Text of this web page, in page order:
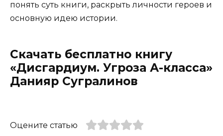
понять суть книги, раскрыть личности героев и
основную идею истории.
Скачать бесплатно книгу
«Дисгардиум. Угроза А-класса»
Данияр Сугралинов
Оцените статью